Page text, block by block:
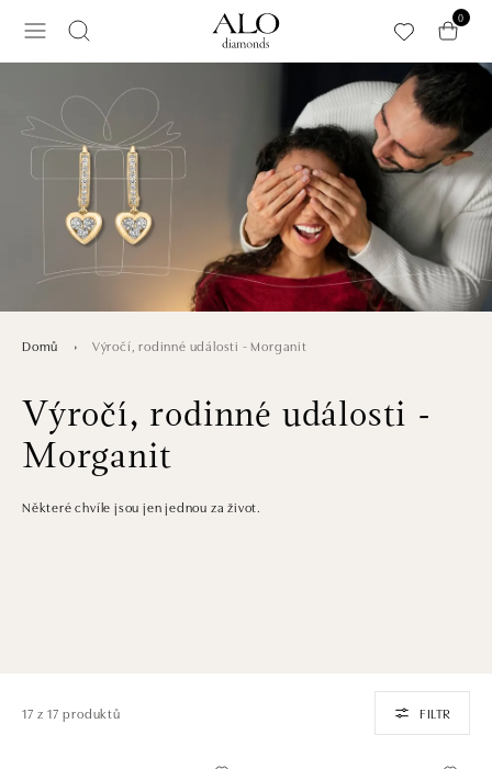
0
Domů Výročí, rodinné události - Morganit
Výročí, rodinné události -
Morganit
Některé chvíle jsou jen jednou za život.
17 z 17 produktů FILTR